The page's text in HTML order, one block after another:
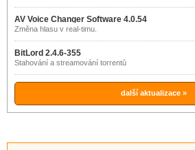
AV Voice Changer Software 4.0.54
Změna hlasu v real-timu.
BitLord 2.4.6-355
Stahování a streamování torrentů
další aktualizace »